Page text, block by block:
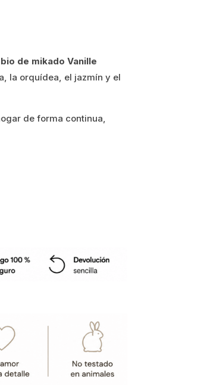
de mikado Vanille
la orquídea, el jazmín y el
de forma continua,